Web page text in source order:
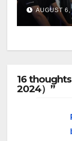
AUGUST 6,
16 thoughts
2024）”